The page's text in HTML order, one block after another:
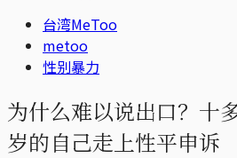
台湾MeToo
metoo
性别暴力
为什么难以说出口？十
岁的自己走上性平申诉